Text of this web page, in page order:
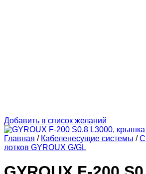
Добавить в список желаний
Главная / Кабеленесущие системы /
лотков GYROUX G/GL